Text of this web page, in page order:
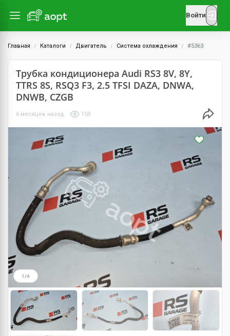
Войти
Главная Каталоги Двигатель Система охлаждения #5363
Трубка кондиционера Audi RS3 8V, 8Y,
TTRS 8S, RSQ3 F3, 2.5 TFSI DAZA, DNWA,
DNWB, CZGB
6 месяцев назад 150
1/4